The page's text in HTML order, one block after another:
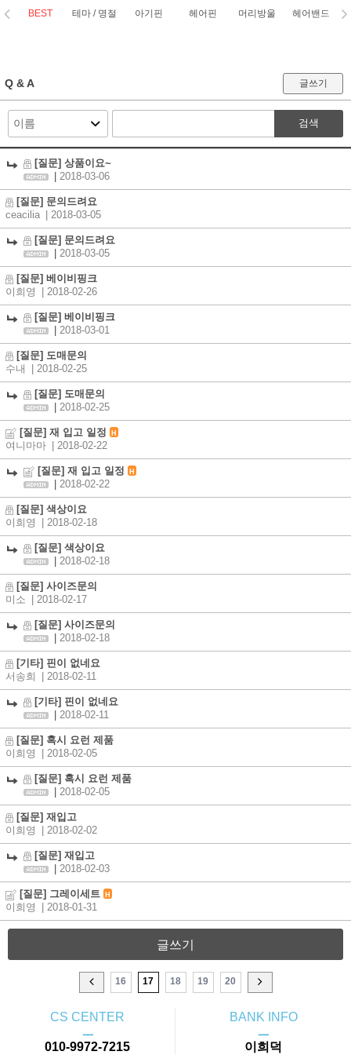
BEST 테마 / 명절 아기핀 헤어핀 머리방울 헤어밴드
Q & A 글쓰기
검색
[질문] 상품이요~
2018-03-06
[질문] 문의드려요
ceacilia
| 2018-03-05
[질문] 문의드려요
2018-03-05
[질문] 베이비핑크
이희영
| 2018-02-26
[질문] 베이비핑크
2018-03-01
[질문] 도매문의
수내
| 2018-02-25
[질문] 도매문의
2018-02-25
[질문] 재 입고 일정 H
여니마마 | 2018-02-22
[질문] 재 입고 일정 H
2018-02-22
[질문] 색상이요
이희영
| 2018-02-18
[질문] 색상이요
2018-02-18
[질문] 사이즈문의
미소
| 2018-02-17
[질문] 사이즈문의
2018-02-18
[기타] 핀이 없네요
서송희
| 2018-02-11
[기타] 핀이 없네요
2018-02-11
[질문] 혹시 요런 제품
이희영
| 2018-02-05
[질문] 혹시 요런 제품
2018-02-05
[질문] 재입고
이희영
| 2018-02-02
[질문] 재입고
2018-02-03
[질문] 그레이세트 H
이희영 | 2018-01-31
글쓰기
16 17 18 19 20
CS CENTER
ㅡ
010-9972-7215
BANK INFO
ㅡ
이희덕